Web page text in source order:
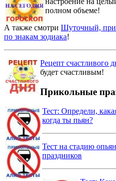
полном объеме!
А также смотри Шуточный,
по знакам зодиака!
Рецепт счастливого
будет счастливым!
Прикольные
Тест: Определи,
когда ты пьян?
Тест на стадию
праздников